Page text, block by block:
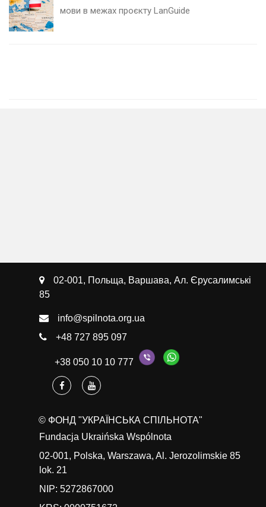
мови в межах проєкту LanGuide
02-001, Польща, Варшава, Ал. Єрусалимські
85
info@spilnota.org.ua
+48 727 895 097
+38 050 10 10 777
© ФОНД "УКРАЇНСЬКА СПІЛЬНОТА"
Fundacja Ukraińska Wspólnota
02-001, Polska, Warszawa, Al. Jerozolimskie 85
lok. 21
NIP: 5272867000